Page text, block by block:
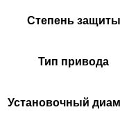
Степень защиты
Тип привода
Установочный